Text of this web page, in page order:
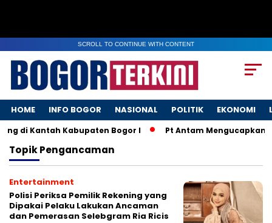
SCROLL TO CONTINUE WITH CONTENT
HOME INFO BOGOR NASIONAL POLITIK EKONOMI
di Kantah Kabupaten Bogor I Pt Antam Mengucapkan
TopikPengancaman
Entertainment
Polisi Periksa Pemilik Rekening yang
Dipakai Pelaku Lakukan Ancaman
dan Pemerasan Selebgram Ria Ricis